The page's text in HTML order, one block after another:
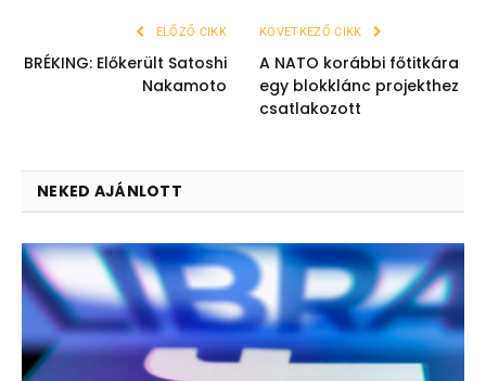
ELŐZŐ CIKK
BRÉKING: Előkerült Satoshi
Nakamoto
KÖVETKEZŐ CIKK
A NATO korábbi főtitkára
egy blokklánc projekthez
csatlakozott
NEKED AJÁNLOTT